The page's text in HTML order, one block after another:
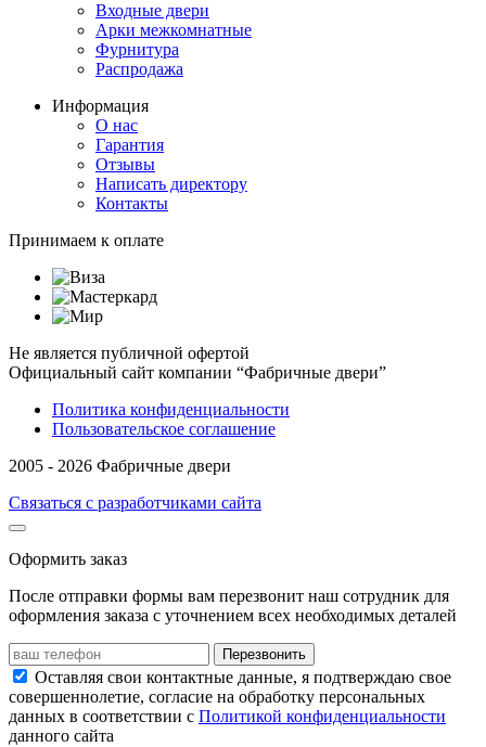
Входные двери
Арки межкомнатные
Фурнитура
Распродажа
Информация
О нас
Гарантия
Отзывы
Написать директору
Контакты
Принимаем к оплате
Не является публичной офертой
Официальный сайт компании “Фабричные двери”
Политика конфиденциальности
Пользовательское соглашение
2005 - 2026 Фабричные двери
Связаться с разработчиками сайта
Оформить заказ
После отправки формы вам перезвонит наш сотрудник для
оформления заказа с уточнением всех необходимых деталей
Перезвонить
Оставляя свои контактные данные, я подтверждаю свое
совершеннолетие, согласие на обработку персональных
данных в соответствии с Политикой конфиденциальности
данного сайта